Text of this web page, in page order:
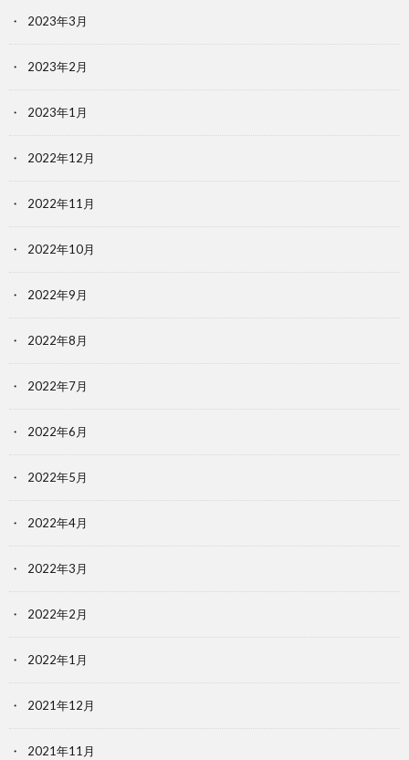
2023年3月
2023年2月
2023年1月
2022年12月
2022年11月
2022年10月
2022年9月
2022年8月
2022年7月
2022年6月
2022年5月
2022年4月
2022年3月
2022年2月
2022年1月
2021年12月
2021年11月